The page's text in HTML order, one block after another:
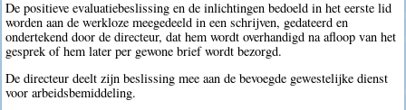
De positieve evaluatiebeslissing en de inlichtingen bedoeld in het eerste lid
worden aan de werkloze meegedeeld in een schrijven, gedateerd en
ondertekend door de directeur, dat hem wordt overhandigd na afloop van het
gesprek of hem later per gewone brief wordt bezorgd.
De directeur deelt zijn beslissing mee aan de bevoegde gewestelijke dienst
voor arbeidsbemiddeling.